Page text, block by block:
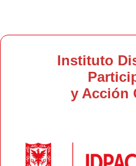
Instituto
y Acción